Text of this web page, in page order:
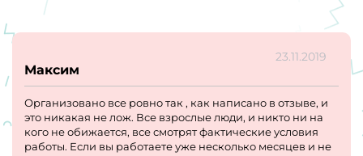
23.11.2019
Максим
Организовано все ровно так , как написано в отзыве, и
это никакая не лож. Все взрослые люди, и никто ни на
кого не обижается, все смотрят фактические условия
работы. Если вы работаете уже несколько месяцев и не